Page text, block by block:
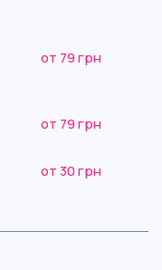
от 79 грн
от 79 грн
от 30 грн